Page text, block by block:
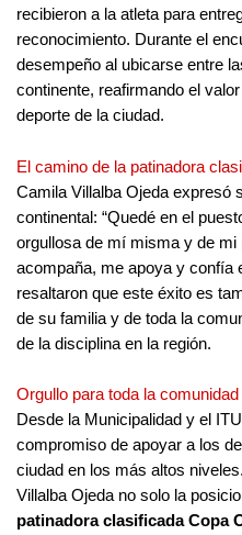
recibieron a la atleta para
reconocimiento. Durante el
desempeño al ubicarse entre
continente, reafirmando el
deporte de la ciudad.
El camino de la patinadora
Camila Villalba Ojeda expresó
continental: “Quedé en el
orgullosa de mí misma y de mi
acompaña, me apoya y confía
resaltaron que este éxito es
de su familia y de toda la
de la disciplina en la región.
Orgullo para toda la comunidad
Desde la Municipalidad y el
compromiso de apoyar a los
ciudad en los más altos
Villalba Ojeda no solo la
patinadora clasificada Copa